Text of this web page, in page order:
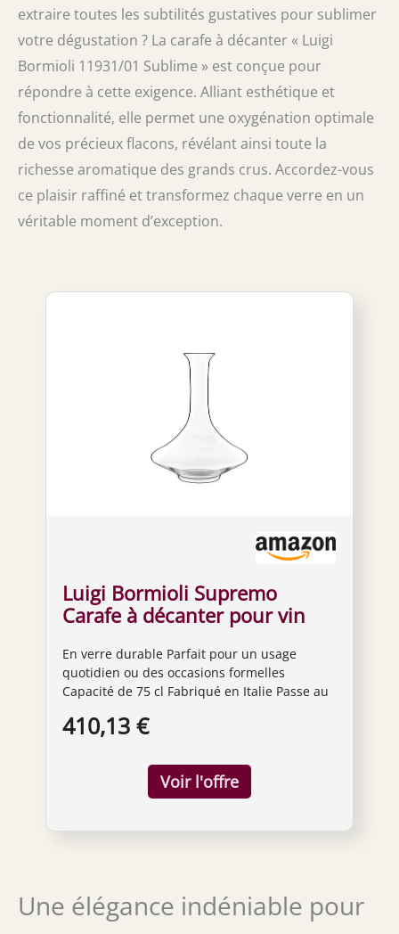
extraire toutes les subtilités gustatives pour sublimer
votre dégustation ? La carafe à décanter « Luigi
Bormioli 11931/01 Sublime » est conçue pour
répondre à cette exigence. Alliant esthétique et
fonctionnalité, elle permet une oxygénation optimale
de vos précieux flacons, révélant ainsi toute la
richesse aromatique des grands crus. Accordez-vous
ce plaisir raffiné et transformez chaque verre en un
véritable moment d’exception.
Luigi Bormioli Supremo
Carafe à décanter pour vin
En verre durable Parfait pour un usage
quotidien ou des occasions formelles
Capacité de 75 cl Fabriqué en Italie Passe au
410,13 €
Une élégance indéniable pour